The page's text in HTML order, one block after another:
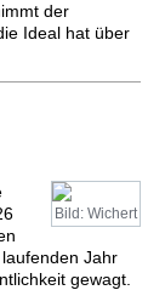
der
Ideal hat über
Bild: Wichert
Jahr
gewagt.